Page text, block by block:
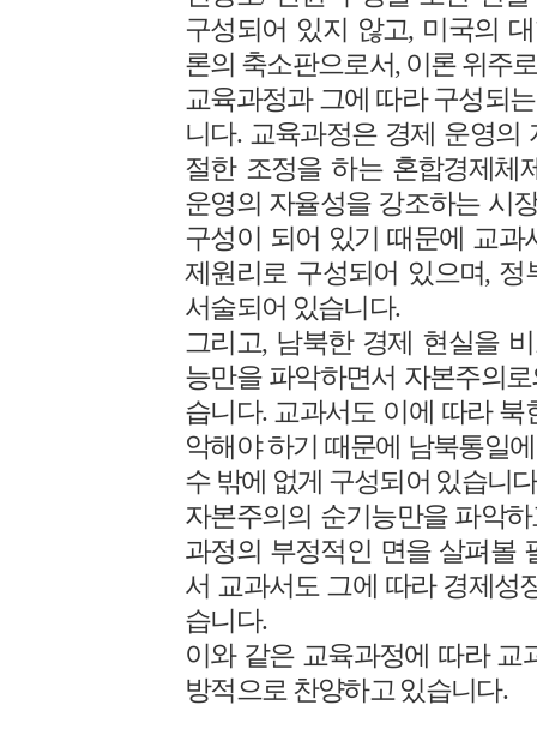
구성되어 있지 않고, 미국의
론의 축소판으로서, 이론 위주
교육과정과 그에 따라 구성되
니다. 교육과정은 경제 운영의
절한 조정을 하는 혼합경제체
운영의 자율성을 강조하는 시
구성이 되어 있기 때문에 교과
제원리로 구성되어 있으며,
서술되어 있습니다.
그리고, 남북한 경제 현실을
능만을 파악하면서 자본주의
습니다. 교과서도 이에 따라
악해야 하기 때문에 남북통일
수 밖에 없게 구성되어 있습니
자본주의의 순기능만을 파악
과정의 부정적인 면을 살펴볼
서 교과서도 그에 따라 경제성
습니다.
이와 같은 교육과정에 따라 교
방적으로 찬양하고 있습니다.